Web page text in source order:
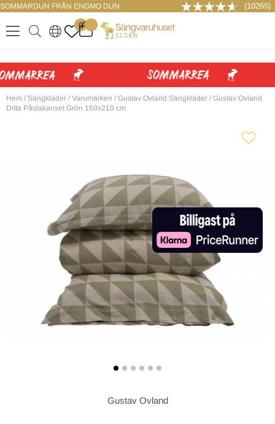
SOMMARDUN FRÅN ENGMO DUN (10265)
.
0
. ..
LOGGA IN
Hem / Sängkläder / Varumärken / Gustav Ovland Sängkläder / Gustav Ovland
Ditta Påslakanset Grön 150x210 cm
Gustav Ovland